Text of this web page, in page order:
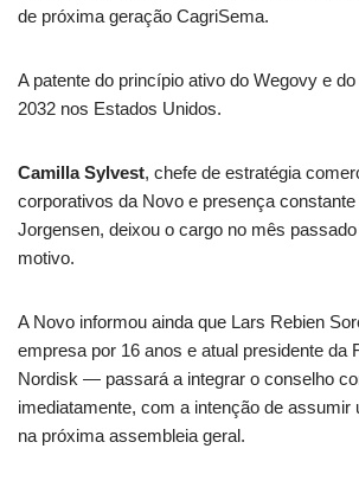
de próxima geração CagriSema.
A patente do princípio ativo do Wegovy e
2032 nos Estados Unidos.
Camilla Sylvest, chefe de estratégia
corporativos da Novo e presença constante
Jorgensen, deixou o cargo no mês
motivo.
A Novo informou ainda que Lars Rebien
empresa por 16 anos e atual presidente da
Nordisk — passará a integrar o conselho
imediatamente, com a intenção de assumir
na próxima assembleia geral.